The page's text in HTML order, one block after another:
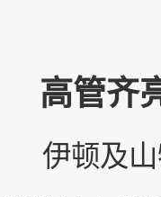
高管齐
伊顿及山